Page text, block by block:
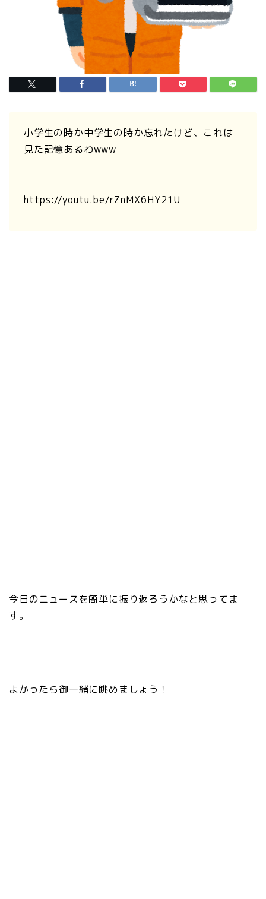
小学生の時か中学生の時か忘れたけど、これは
見た記憶あるわwww
https://youtu.be/rZnMX6HY21U
今日のニュースを簡単に振り返ろうかなと思ってま
す。
よかったら御一緒に眺めましょう！